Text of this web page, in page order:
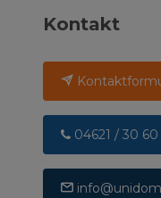
Kontakt
04621 / 30